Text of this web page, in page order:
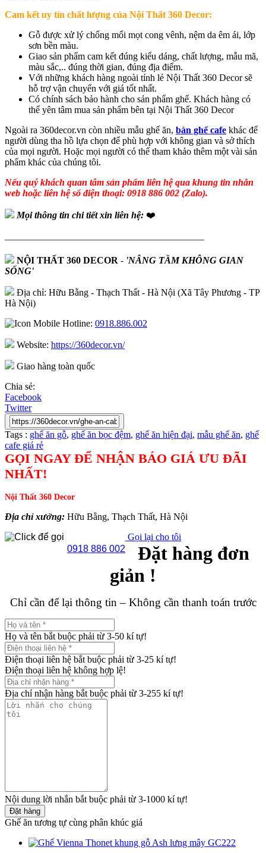
Cam kết uy tín chất lượng của Nội Thất 360 Decor:
Gỗ được xử lý chống mối mọt cong vênh, nệm da êm ái, lớp
sơn bền màu.
Giao sản phẩm cam kết đúng kiểu dáng, chất lượng, mẫu mã,
màu sắc,.. đúng thời gian, đúng địa điểm.
Với những khách hàng ngoài tỉnh lẻ Nội Thất 360 Decor sẽ
hỗ trợ vận chuyển với giá tốt nhất.
Có chính sách bảo hành cho sản phẩm ghế. Khách hàng có
thể yên tâm mua sản phẩm bên tại Nội Thất 360 Decor
Ngoài ra 360decor.vn còn nhiều mẫu ghế ăn, bàn ghế cafe khác để
người dùng tha hồ lựa chọn để phù hợp với không gian và sở thích
của mọi người. Hoặc mọi người có thế tham khảo thêm một vài sản
phẩm khác của chúng tôi.
Nếu quý khách quan tâm sản phẩm liên hệ qua khung tin nhắn
web hoặc liên hệ số điện thoại: 0918 886 002 (Zalo).
Mọi thông tin chi tiết xin liên hệ: ❤️
—————————————————————
NỘI THẤT 360 DECOR - 'NÂNG TẦM KHÔNG GIAN
SỐNG'
Địa chỉ: Hữu Bằng - Thạch Thất - Hà Nội (Xã Tây Phương - TP
Hà Nội)
Hotline: 0918.886.002
Website: https://360decor.vn/
Giao hàng toàn quốc
Chia sẻ:
Facebook
Twitter
Tags : ghế ăn gỗ, ghế ăn bọc đệm, ghế ăn hiện đại, mẫu ghế ăn, ghế
cafe giá rẻ
GỌI NGAY ĐỂ NHẬN BÁO GIÁ ƯU ĐÃI
NHẤT!
Nội Thất 360 Decor
Địa chỉ xưởng: Hữu Bằng, Thạch Thất, Hà Nội
0918 886 002
Gọi lại cho tôi
Đặt hàng đơn
giản !
Chỉ cần để lại thông tin – Không cần thanh toán trước
Họ và tên bắt buộc phải từ 3-50 kí tự!
Điện thoại liên hệ bắt buộc phải từ 3-25 kí tự!
Điện thoại liên hệ không hợp lệ!
Địa chỉ nhận hàng bắt buộc phải từ 3-255 kí tự!
Nội dung lời nhắn bắt buộc phải từ 3-1000 kí tự!
Đặt hàng
Ghế ăn tương tự cùng phân khúc giá